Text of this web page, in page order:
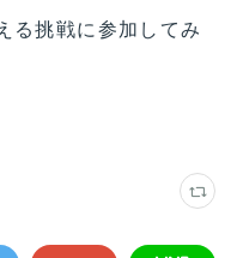
る挑戦に参加してみ